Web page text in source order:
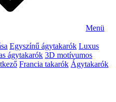
Menü
Egyszínű ágytakarók Luxus
ágytakarók 3D motívumos
Francia takarók Ágytakarók